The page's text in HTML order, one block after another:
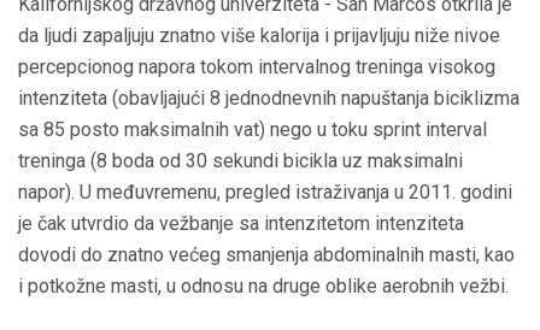
Kalifornijskog državnog univerziteta - San Marcos otkrila je
da ljudi zapaljuju znatno više kalorija i prijavljuju niže nivoe
percepcionog napora tokom intervalnog treninga visokog
intenziteta (obavljajući 8 jednodnevnih napuštanja biciklizma
sa 85 posto maksimalnih vat) nego u toku sprint interval
treninga (8 boda od 30 sekundi bicikla uz maksimalni
napor). U međuvremenu, pregled istraživanja u 2011. godini
je čak utvrdio da vežbanje sa intenzitetom intenziteta
dovodi do znatno većeg smanjenja abdominalnih masti, kao
i potkožne masti, u odnosu na druge oblike aerobnih vežbi.